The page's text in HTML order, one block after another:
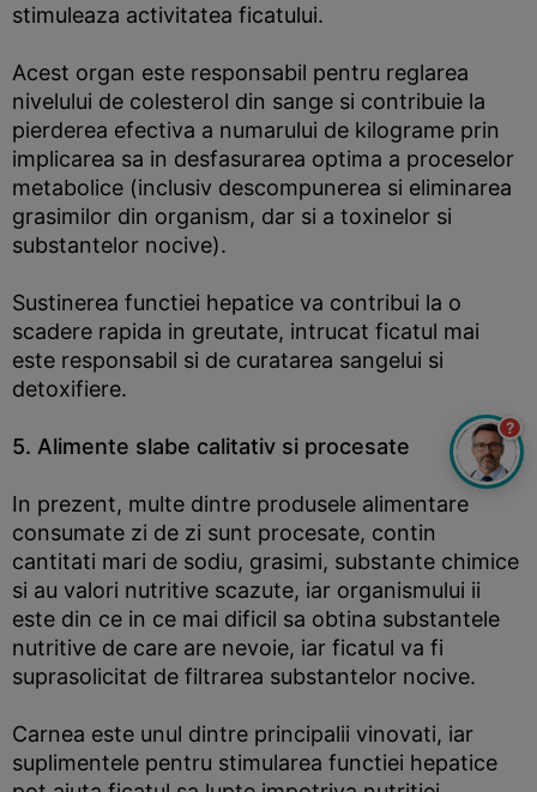
stimuleaza activitatea ficatului.
Acest organ este responsabil pentru reglarea
nivelului de colesterol din sange si contribuie la
pierderea efectiva a numarului de kilograme prin
implicarea sa in desfasurarea optima a proceselor
metabolice (inclusiv descompunerea si eliminarea
grasimilor din organism, dar si a toxinelor si
substantelor nocive).
Sustinerea functiei hepatice va contribui la o
scadere rapida in greutate, intrucat ficatul mai
este responsabil si de curatarea sangelui si
detoxifiere.
5. Alimente slabe calitativ si procesate
In prezent, multe dintre produsele alimentare
consumate zi de zi sunt procesate, contin
cantitati mari de sodiu, grasimi, substante chimice
si au valori nutritive scazute, iar organismului ii
este din ce in ce mai dificil sa obtina substantele
nutritive de care are nevoie, iar ficatul va fi
suprasolicitat de filtrarea substantelor nocive.
Carnea este unul dintre principalii vinovati, iar
suplimentele pentru stimularea functiei hepatice
?